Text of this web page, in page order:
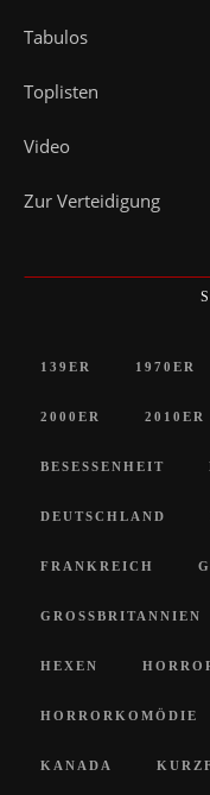
Tabulos
Toplisten
Video
Zur Verteidigung
139ER 1970ER
2000ER 2010ER
BESESSENHEIT
DEUTSCHLAND
FRANKREICH
GROSSBRITANNIEN
HEXEN
HORRORKOMÖDIE
KANADA